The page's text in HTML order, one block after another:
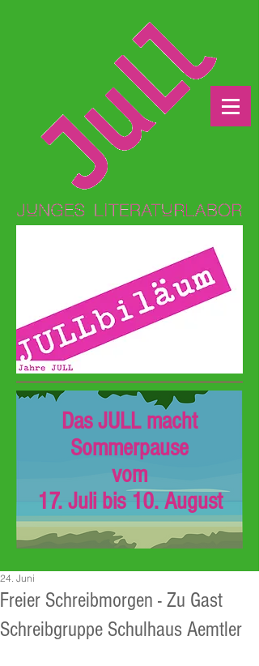
Das JULL macht
Sommerpause
vom
17. Juli bis 10. August
Freier Schreibmorgen - Zu Gast
Schreibgruppe Schulhaus Aemtler
24. Juni